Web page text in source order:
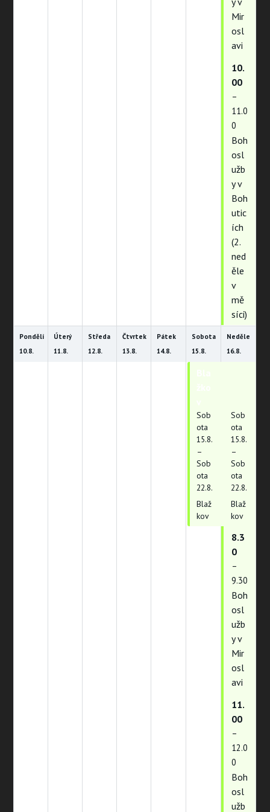
Mir
osl
avi
10.
00
–
11.0
0
Boh
osl
užb
y v
Boh
utic
ích
(2.
ned
ěle
v
mě
síci)
Pondělí
10.8.
Úterý
11.8.
Středa
12.8.
Čtvrtek
13.8.
Pátek
14.8.
Sobota
15.8.
Sob
ota
15.8.
–
Sob
ota
22.8.
Blaž
kov
Neděle
16.8.
Sob
ota
15.8.
–
Sob
ota
22.8.
Blaž
kov
8.3
0
–
9.30
Boh
osl
užb
y v
Mir
osl
avi
11.
00
–
12.0
0
Boh
osl
užb